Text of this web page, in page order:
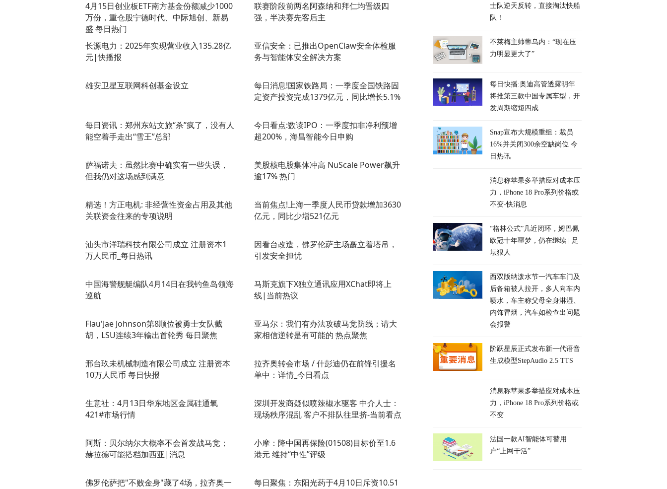
4月15日创业板ETF南方基金份额减少1000
万份，重仓股宁德时代、中际旭创、新易
盛 每日热门
联赛阶段前两名阿森纳和拜仁均晋级四
强，半决赛先客后主
长源电力：2025年实现营业收入135.28亿
元|快播报
亚信安全：已推出OpenClaw安全体检服
务与智能体安全解决方案
雄安卫星互联网科创基金设立
每日消息!国家铁路局：一季度全国铁路固
定资产投资完成1379亿元，同比增长5.1%
每日资讯：郑州东站文旅“杀”疯了，没有人
能空着手走出“雪王”总部
今日看点:数读IPO：一季度扣非净利预增
超200%，海昌智能今日申购
萨福诺夫：虽然比赛中确实有一些失误，
但我仍对这场感到满意
美股核电股集体冲高 NuScale Power飙升
逾17% 热门
精选！方正电机: 非经营性资金占用及其他
关联资金往来的专项说明
当前焦点!上海一季度人民币贷款增加3630
亿元，同比少增521亿元
汕头市洋瑞科技有限公司成立 注册资本1
万人民币_每日热讯
因看台改造，佛罗伦萨主场矗立着塔吊，
引发安全担忧
中国海警舰艇编队4月14日在我钓鱼岛领海
巡航
马斯克旗下X独立通讯应用XChat即将上
线|当前热议
Flau'Jae Johnson第8顺位被勇士女队截
胡，LSU连续3年输出首轮秀 每日聚焦
亚马尔：我们有办法攻破马竞防线；请大
家相信逆转是有可能的 热点聚焦
邢台玖未机械制造有限公司成立 注册资本
10万人民币 每日快报
拉齐奥转会市场 / 什彭迪仍在前锋引援名
单中：详情_今日看点
生意社：4月13日华东地区金属硅通氧
421#市场行情
深圳开发商疑似喷辣椒水驱客 中介人士：
现场秩序混乱 客户不排队往里挤-当前看点
阿斯：贝尔纳尔大概率不会首发战马竞；
赫拉德可能搭档加西亚|消息
小摩：降中国再保险(01508)目标价至1.6
港元 维持“中性”评级
佛罗伦萨把"不败金身"藏了4场，拉齐奥一
每日聚焦：东阳光药于4月10日斥资10.51
士队逆天反转，直接淘汰快船
队！
不莱梅主帅蒂乌内：“现在压
力明显更大了”
每日快播:奥迪高管透露明年
将推第三款中国专属车型，开
发周期缩短四成
Snap宣布大规模重组：裁员
16%并关闭300余空缺岗位 今
日热讯
消息称苹果多举措应对成本压
力，iPhone 18 Pro系列价格或
不变-快消息
“格林公式”几近闭环，姆巴佩
欧冠十年噩梦，仍在继续 | 足
坛狠人
西双版纳泼水节一汽车车门及
后备箱被人拉开，多人向车内
喷水，车主称父母全身淋湿、
内饰冒烟，汽车如检查出问题
会报警
阶跃星辰正式发布新一代语音
生成模型StepAudio 2.5 TTS
消息称苹果多举措应对成本压
力，iPhone 18 Pro系列价格或
不变
法国一款AI智能体可替用
户“上网干活”